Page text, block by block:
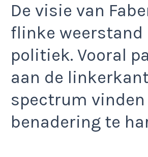
De visie van
flinke weerstand
politiek. Vooral
aan de
spectrum
benadering te